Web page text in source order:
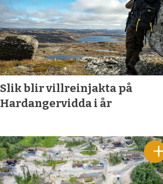
Slik blir villreinjakta på
Hardangervidda i år